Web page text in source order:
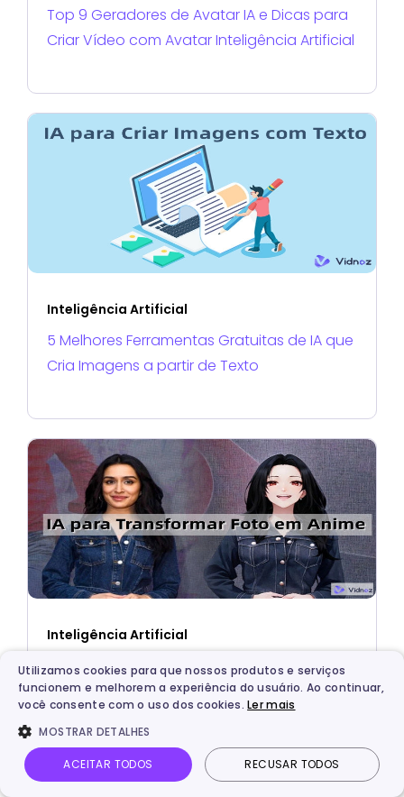
Top 9 Geradores de Avatar IA e Dicas para
Criar Vídeo com Avatar Inteligência Artificial
Inteligência Artificial
5 Melhores Ferramentas Gratuitas de IA que
Cria Imagens a partir de Texto
Inteligência Artificial
Top 9 Apps que Transforma Foto em Anime
Grátis: Crie Fotos em Estilo de Anime
Utilizamos cookies para que nossos produtos e serviços
funcionem e melhorem a experiência do usuário. Ao continuar,
você consente com o uso dos cookies.Ler mais
MOSTRAR DETALHES
ACEITAR TODOS RECUSAR TODOS